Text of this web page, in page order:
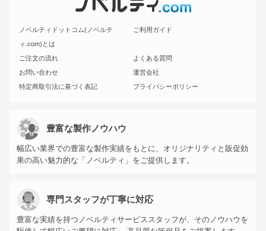
ノベルティドットコム(ノベルテ
ィ.com)とは
ご利用ガイド
ご注文の流れ
よくある質問
お問い合わせ
運営会社
特定商取引法に基づく表記
プライバシーポリシー
豊富な製作ノウハウ
幅広い業界での豊富な製作実績をもとに、オリジナリティと販促効
果の高い魅力的な「ノベルティ」をご提供します。
専門スタッフが丁寧に対応
豊富な実績を持つノベルティサービススタッフが、そのノウハウを